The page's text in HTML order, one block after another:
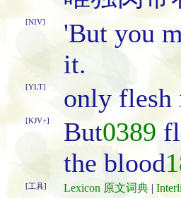
[NIV]
'But you
it.
[YLT] only flesh
[KJV+] But0389
the blood
[工具] Lexicon 原文词典 |